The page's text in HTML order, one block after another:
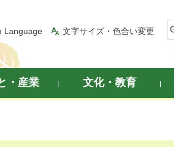
Language 文字サイズ・色合い変更
・産業 文化・教育